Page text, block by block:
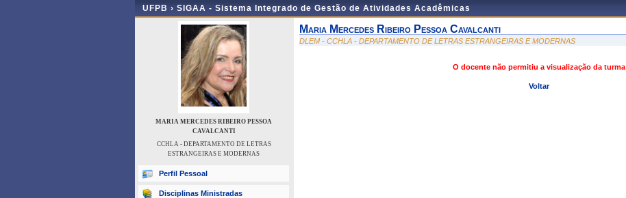
UFPB › SIGAA - Sistema Integrado de Gestão de Atividades Acadêmicas
MARIA MERCEDES RIBEIRO PESSOA
CAVALCANTI
CCHLA - DEPARTAMENTO DE LETRAS
ESTRANGEIRAS E MODERNAS
Perfil Pessoal
Disciplinas Ministradas
Maria Mercedes Ribeiro Pessoa Cavalcanti
DLEM - CCHLA - DEPARTAMENTO DE LETRAS ESTRANGEIRAS E MODERNAS
O docente não permitiu a visualização da turma
Voltar